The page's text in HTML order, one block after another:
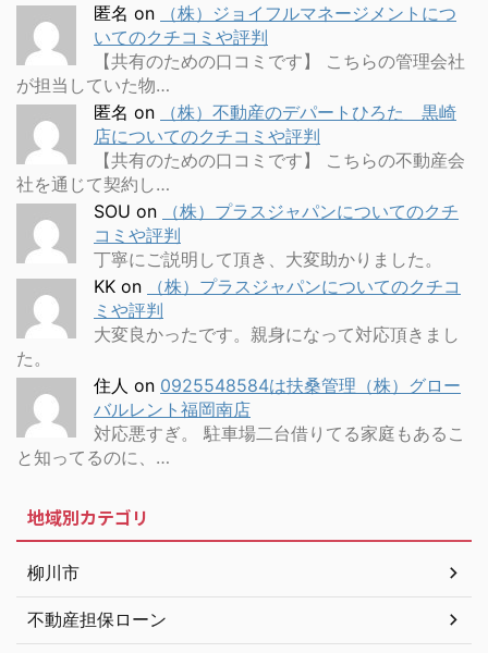
匿名 on
（株）ジョイフルマネージメントにつ
いてのクチコミや評判
【共有のための口コミです】 こちらの管理会社
が担当していた物…
匿名 on
（株）不動産のデパートひろた 黒崎
店についてのクチコミや評判
【共有のための口コミです】 こちらの不動産会
社を通じて契約し…
SOU on
（株）プラスジャパンについてのクチ
コミや評判
丁寧にご説明して頂き、大変助かりました。
KK on
（株）プラスジャパンについてのクチコ
ミや評判
大変良かったです。親身になって対応頂きまし
た。
住人 on 0925548584は扶桑管理（株）グロー
バルレント福岡南店
対応悪すぎ。 駐車場二台借りてる家庭もあるこ
と知ってるのに、…
地域別カテゴリ
柳川市
不動産担保ローン